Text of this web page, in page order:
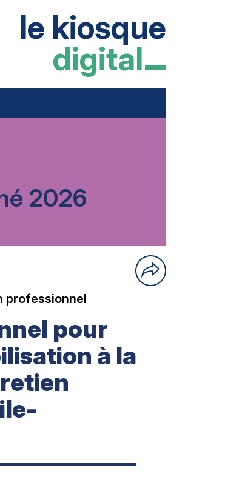
le kiosque
digital
2026
professionnel
pour
à la